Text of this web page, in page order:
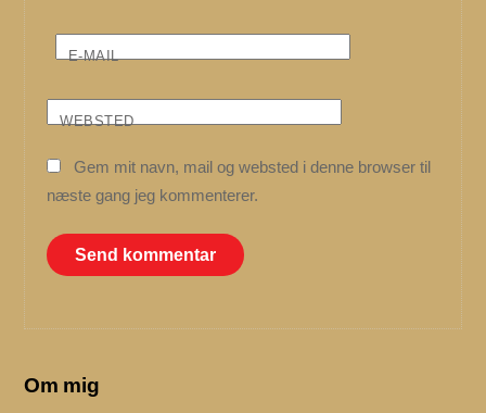
E-MAIL
WEBSTED
Gem mit navn, mail og websted i denne browser til
næste gang jeg kommenterer.
Om mig